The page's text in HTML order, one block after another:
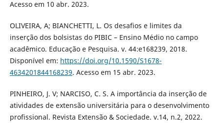
Acesso em 10 abr. 2023.
OLIVEIRA, A; BIANCHETTI, L. Os desafios e limites da
inserção dos bolsistas do PIBIC – Ensino Médio no campo
acadêmico. Educação e Pesquisa. v. 44:e168239, 2018.
Disponível em: https://doi.org/10.1590/S1678-
4634201844168239. Acesso em 15 abr. 2023.
PINHEIRO, J. V; NARCISO, C. S. A importância da inserção de
atividades de extensão universitária para o desenvolvimento
profissional. Revista Extensão & Sociedade. v.14, n.2, 2022.